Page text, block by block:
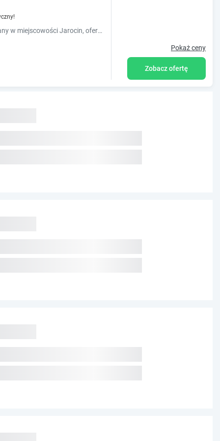
Obiekt Dom Weselny Zielony Zakątek, usytuowany w miejscowości Jarocin, oferuje ogród, bezpłatny prywatny parking oraz taras. Odległość ważnych miejsc od obiektu: Stadion Jarocin – 5,3 km. Na...
Pokaż ceny
Zobacz ofertę